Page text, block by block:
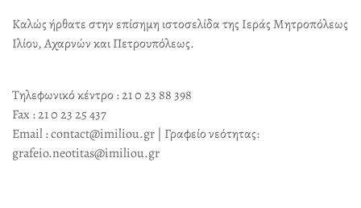
Καλώς ήρθατε στην επίσημη ιστοσελίδα της Ιεράς Μητροπόλεως
Ιλίου, Αχαρνών και Πετρουπόλεως.
Τηλεφωνικό κέντρο : 21 0 23 88 398
Fax : 21 0 23 25 437
Email : contact@imiliou.gr | Γραφείο νεότητας:
grafeio.neotitas@imiliou.gr